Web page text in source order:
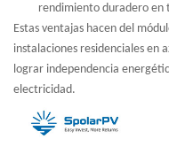
rendimiento duradero en
Estas ventajas hacen del
instalaciones residenciales en
lograr independencia
electricidad.